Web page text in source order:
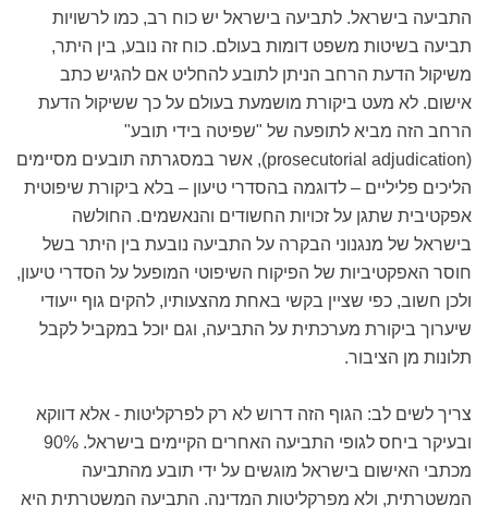
התביעה בישראל. לתביעה בישראל יש כוח רב, כמו לרשויות
תביעה בשיטות משפט דומות בעולם. כוח זה נובע, בין היתר,
משיקול הדעת הרחב הניתן לתובע להחליט אם להגיש כתב
אישום. לא מעט ביקורת מושמעת בעולם על כך ששיקול הדעת
הרחב הזה מביא לתופעה של "שפיטה בידי תובע"
(prosecutorial adjudication), אשר במסגרתה תובעים מסיימים
הליכים פליליים – לדוגמה בהסדרי טיעון – בלא ביקורת שיפוטית
אפקטיבית שתגן על זכויות החשודים והנאשמים. החולשה
בישראל של מנגנוני הבקרה על התביעה נובעת בין היתר בשל
חוסר האפקטיביות של הפיקוח השיפוטי המופעל על הסדרי טיעון,
ולכן חשוב, כפי שציין בקשי באחת מהצעותיו, להקים גוף ייעודי
שיערוך ביקורת מערכתית על התביעה, וגם יוכל במקביל לקבל
תלונות מן הציבור.
צריך לשים לב: הגוף הזה דרוש לא רק לפרקליטות - אלא דווקא
ובעיקר ביחס לגופי התביעה האחרים הקיימים בישראל. 90%
מכתבי האישום בישראל מוגשים על ידי תובע מהתביעה
המשטרתית, ולא מפרקליטות המדינה. התביעה המשטרתית היא